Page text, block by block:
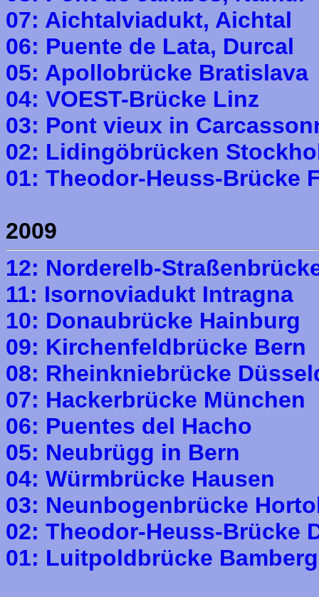
07: Aichtalviadukt, Aichtal
06: Puente de Lata, Durcal
05: Apollobrücke Bratislava
04: VOEST-Brücke Linz
03: Pont vieux in
02: Lidingöbrücken
01: Theodor-Heuss-Brücke
2009
12: Norderelb-
11: Isornoviadukt Intragna
10: Donaubrücke Hainburg
09: Kirchenfeldbrücke Bern
08: Rheinkniebrücke
07: Hackerbrücke München
06: Puentes del Hacho
05: Neubrügg in Bern
04: Würmbrücke Hausen
03: Neunbogenbrücke
02: Theodor-Heuss-Brücke
01: Luitpoldbrücke Bamberg